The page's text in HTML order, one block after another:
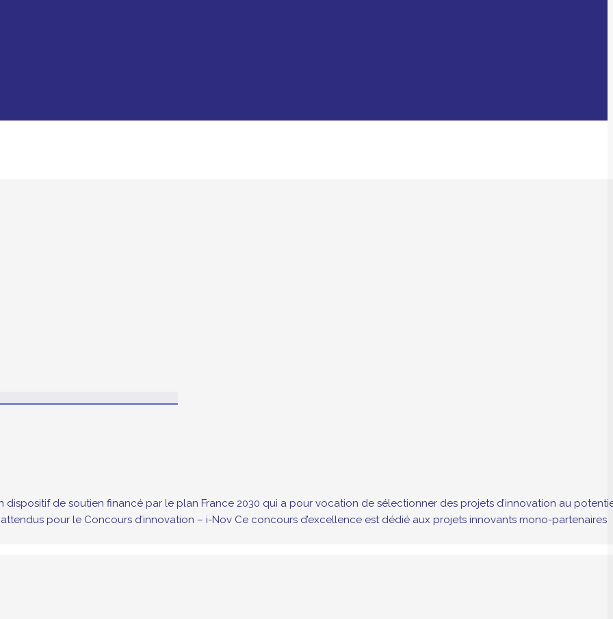
dispositif de soutien financé par le plan France 2030 qui a pour vocation de sélectionner des projets d’innovation au
pour le Concours d’innovation – i-Nov Ce concours d’excellence est dédié aux projets innovants mono-partenaires